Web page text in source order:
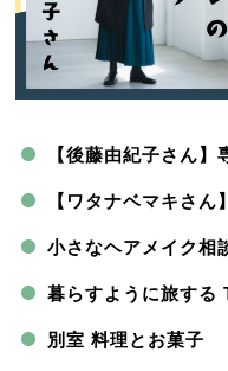
【後藤由紀子さん
【ワタナベマキさん
小さなヘアメイク相
暮らすように旅す
別室 料理とお菓子